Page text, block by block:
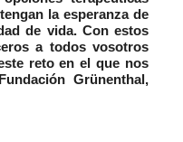
la esperanza de
de vida. Con estos
a todos vosotros
reto en el que nos
Grünenthal,